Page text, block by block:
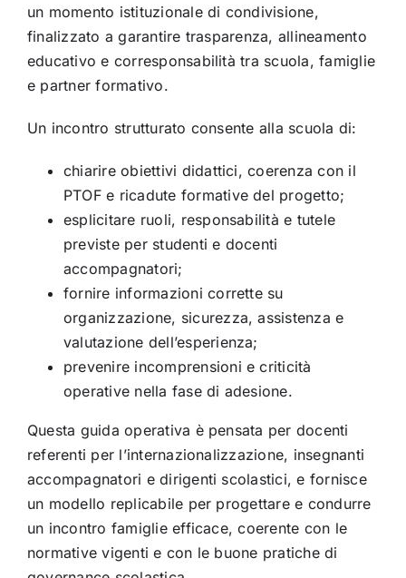
un momento istituzionale di condivisione,
finalizzato a garantire trasparenza, allineamento
educativo e corresponsabilità tra scuola, famiglie
e partner formativo.
Un incontro strutturato consente alla scuola di:
chiarire obiettivi didattici, coerenza con il
PTOF e ricadute formative del progetto;
esplicitare ruoli, responsabilità e tutele
previste per studenti e docenti
accompagnatori;
fornire informazioni corrette su
organizzazione, sicurezza, assistenza e
valutazione dell’esperienza;
prevenire incomprensioni e criticità
operative nella fase di adesione.
Questa guida operativa è pensata per docenti
referenti per l’internazionalizzazione, insegnanti
accompagnatori e dirigenti scolastici, e fornisce
un modello replicabile per progettare e condurre
un incontro famiglie efficace, coerente con le
normative vigenti e con le buone pratiche di